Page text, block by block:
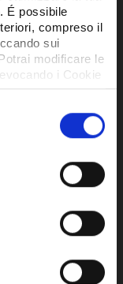
É possibile
compreso il
sui
modificare le
i Cookie
dalle